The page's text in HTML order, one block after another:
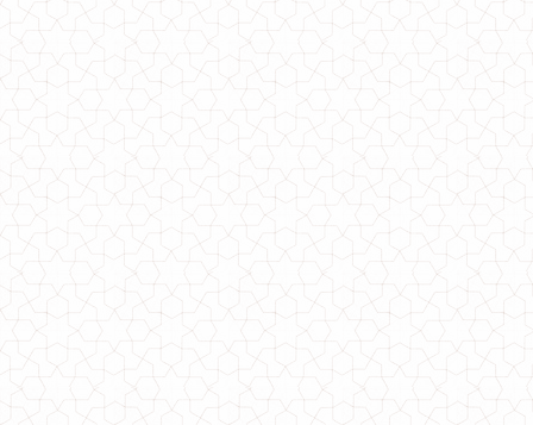
Стильное ангоровое платье большого размера
1000.00грн.